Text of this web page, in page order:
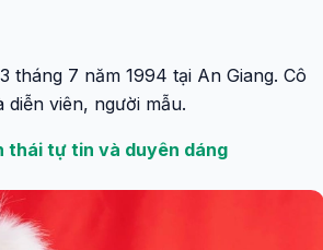
tháng 7 năm 1994 tại An Giang. Cô
viên, người mẫu.
thái tự tin và duyên dáng